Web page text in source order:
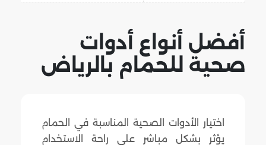
أفضل أنواع أدوات
صحية للحمام بالرياض
اختيار الأدوات الصحية المناسبة في الحمام
يؤثر بشكل مباشر على راحة الاستخدام